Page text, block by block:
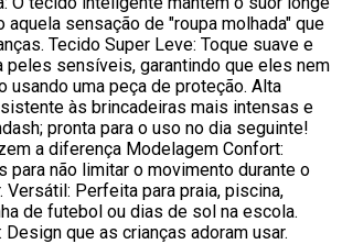
aquela sensação de "roupa molhada" que
Tecido Super Leve: Toque suave e
peles sensíveis, garantindo que eles nem
usando uma peça de proteção. Alta
às brincadeiras mais intensas e
pronta para o uso no dia seguinte!
a diferença Modelagem Confort:
para não limitar o movimento durante o
Versátil: Perfeita para praia, piscina,
de futebol ou dias de sol na escola.
que as crianças adoram usar.